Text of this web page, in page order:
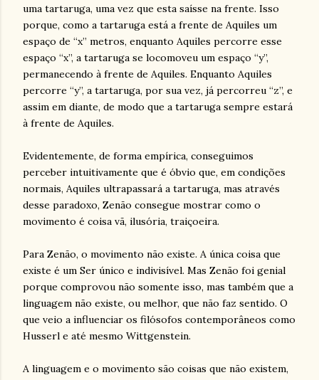
uma tartaruga, uma vez que esta saísse na frente. Isso
porque, como a tartaruga está a frente de Aquiles um
espaço de “x” metros, enquanto Aquiles percorre esse
espaço “x”, a tartaruga se locomoveu um espaço “y”,
permanecendo à frente de Aquiles. Enquanto Aquiles
percorre “y”, a tartaruga, por sua vez, já percorreu “z”, e
assim em diante, de modo que a tartaruga sempre estará
à frente de Aquiles.
Evidentemente, de forma empírica, conseguimos
perceber intuitivamente que é óbvio que, em condições
normais, Aquiles ultrapassará a tartaruga, mas através
desse paradoxo, Zenão consegue mostrar como o
movimento é coisa vã, ilusória, traiçoeira.
Para Zenão, o movimento não existe. A única coisa que
existe é um Ser único e indivisível. Mas Zenão foi genial
porque comprovou não somente isso, mas também que a
linguagem não existe, ou melhor, que não faz sentido. O
que veio a influenciar os filósofos contemporâneos como
Husserl e até mesmo Wittgenstein.
A linguagem e o movimento são coisas que não existem,